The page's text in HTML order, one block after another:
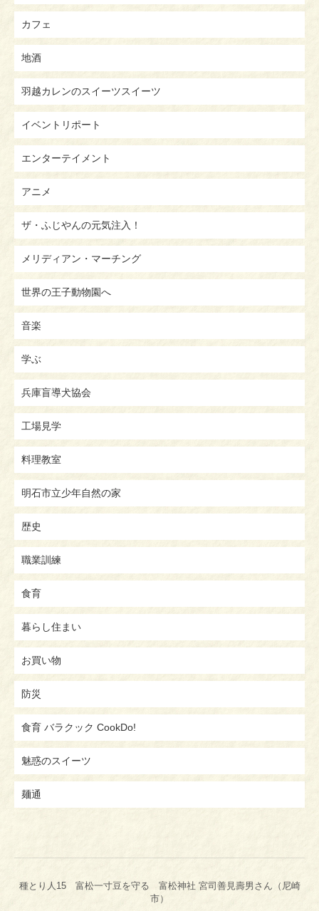
カフェ
地酒
羽越カレンのスイーツスイーツ
イベントリポート
エンターテイメント
アニメ
ザ・ふじやんの元気注入！
メリディアン・マーチング
世界の王子動物園へ
音楽
学ぶ
兵庫盲導犬協会
工場見学
料理教室
明石市立少年自然の家
歴史
職業訓練
食育
暮らし住まい
お買い物
防災
食育 バラクック CookDo!
魅惑のスイーツ
麺通
種とり人15 富松一寸豆を守る 富松神社 宮司善見壽男さん（尼崎
市）